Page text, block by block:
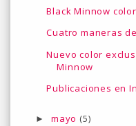
Black Minnow
Cuatro maneras
Nuevo color
Minnow
Publicaciones en
► mayo (5)